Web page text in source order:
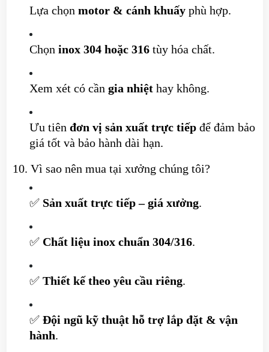
Lựa chọn motor & cánh khuấyphù hợp.
Chọn inox 304 hoặc 316tùy hóa chất.
Xem xét có cần gia nhiệthay không.
Ưu tiên đơn vị sản xuất trực tiếpđể đảm bảo
giá tốt và bảo hành dài hạn.
10. Vì sao nên mua tại xưởng chúng tôi?
✅ Sản xuất trực tiếp – giá xưởng.
✅ Chất liệu inox chuẩn 304/316.
✅ Thiết kế theo yêu cầu riêng.
✅ Đội ngũ kỹ thuật hỗ trợ lắp đặt & vận
hành.